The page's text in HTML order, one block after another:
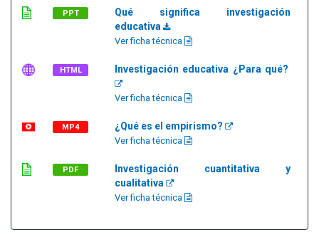
PPT
Qué significa investigación
educativa
Ver ficha técnica
HTML Investigación educativa ¿Para qué?
Ver ficha técnica
MP4 ¿Qué es el empirismo?
Ver ficha técnica
PDF
Investigación cuantitativa y
cualitativa
Ver ficha técnica